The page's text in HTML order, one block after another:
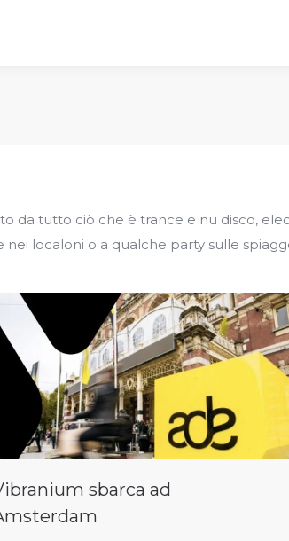
da tutto ciò che è trance e nu disco,
localoni o a qualche party sulle
sbarca ad